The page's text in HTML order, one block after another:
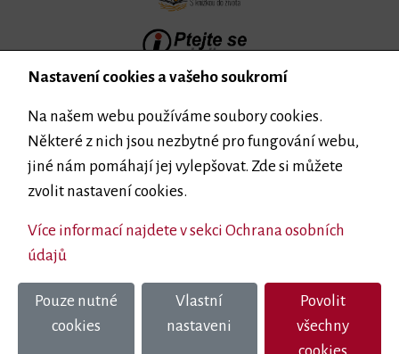
Zřizovatelem Městské knihovny v Milevsku je
Město Milevsko
eclair|pagebuilder
Nastavení cookies a vašeho soukromí
Na našem webu používáme soubory cookies.
Některé z nich jsou nezbytné pro fungování webu,
jiné nám pomáhají jej vylepšovat. Zde si můžete
zvolit nastavení cookies.
Více informací najdete v sekci Ochrana osobních
údajů
Pouze nutné
cookies
Vlastní
nastaveni
Povolit
všechny